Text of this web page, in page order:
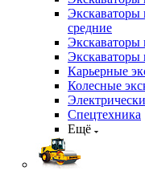
Экскаваторы
средние
Экскаваторы
Экскаваторы
Карьерные
Колесные
Спецтехника
Ещё